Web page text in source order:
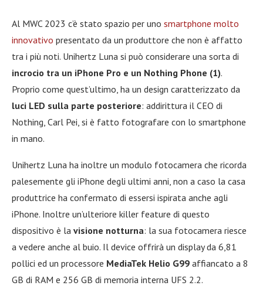
Al MWC 2023 c’è stato spazio per uno smartphone molto
innovativo presentato da un produttore che non è affatto
tra i più noti. Unihertz Luna si può considerare una sorta di
incrocio tra un iPhone Pro e un Nothing Phone (1).
Proprio come quest’ultimo, ha un design caratterizzato da
luci LED sulla parte posteriore: addirittura il CEO di
Nothing, Carl Pei, si è fatto fotografare con lo smartphone
in mano.
Unihertz Luna ha inoltre un modulo fotocamera che ricorda
palesemente gli iPhone degli ultimi anni, non a caso la casa
produttrice ha confermato di essersi ispirata anche agli
iPhone. Inoltre un’ulteriore killer feature di questo
dispositivo è la visione notturna: la sua fotocamera riesce
a vedere anche al buio. Il device offrirà un display da 6,81
pollici ed un processore MediaTek Helio G99 affiancato a 8
GB di RAM e 256 GB di memoria interna UFS 2.2.